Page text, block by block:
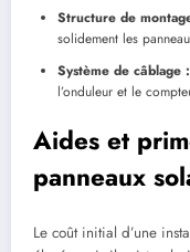
Structure de
solidement les
Système de câblage :
l’onduleur et le
Aides et
panneaux
Le coût initial d’une